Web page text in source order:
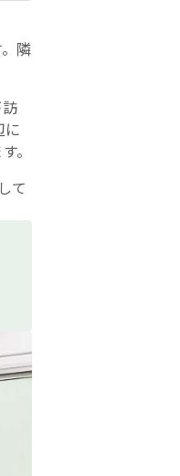
隣
に
。
て